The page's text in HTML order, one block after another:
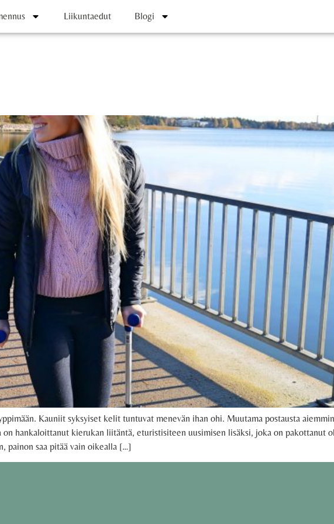
Liikuntaedut Blogi
Kauniit syksyiset kelit tuntuvat menevän ihan ohi. Muutama postausta
hankaloittanut kierukan liitäntä, eturistisiteen uusimisen lisäksi, joka on pakottanut
painon saa pitää vain oikealla […]